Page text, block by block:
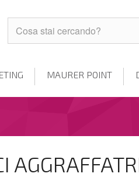
MAURER POINT